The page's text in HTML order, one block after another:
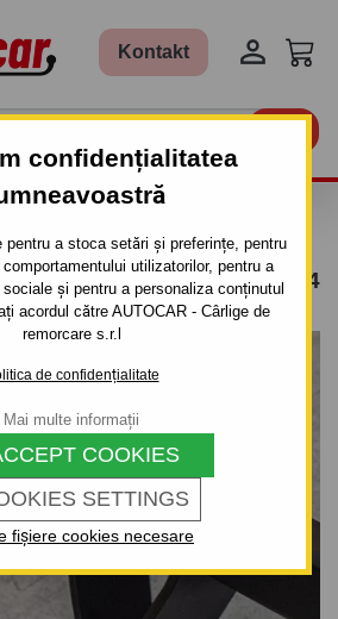
confidențialitatea
a stoca setări și preferințe, pentru
utilizatorilor, pentru a
și pentru a personaliza conținutul
acordul către AUTOCAR - Cârlige de
remorcare s.r.l
de confidențialitate
SETTINGS
COOKIES
fișiere cookies necesare
Mai multe informații
Kontakt 
PENTRU
- 5 UŞI. - SISTEM
-CU ŞURUBURI - DIN 2004